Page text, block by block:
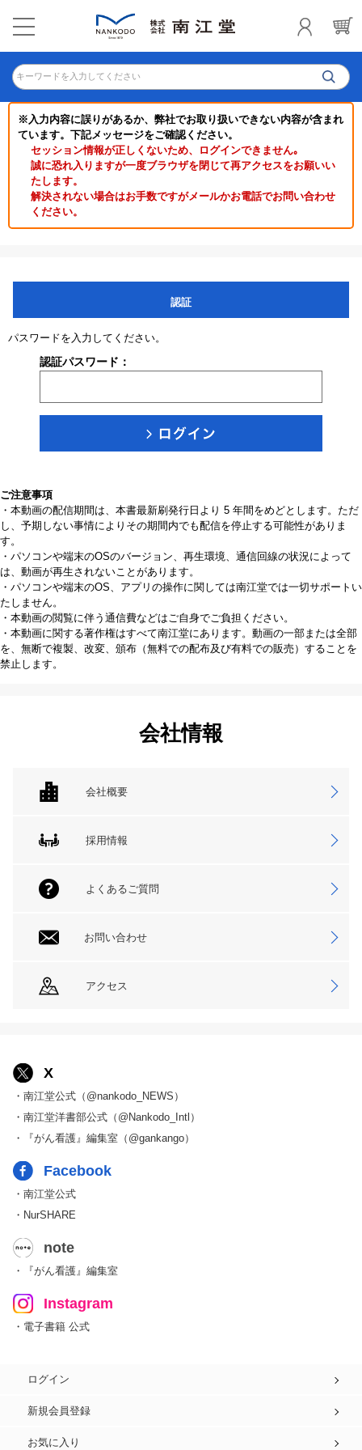
キーワードを入力してください
※入力内容に誤りがあるか、弊社でお取り扱いできない内容が含まれ
ています。下記メッセージをご確認ください。
セッション情報が正しくないため、ログインできません｡
誠に恐れ入りますが一度ブラウザを閉じて再アクセスをお願いい
たします。
解決されない場合はお手数ですがメールかお電話でお問い合わせ
ください。
認証
パスワードを入力してください。
認証パスワード：
ご注意事項
・本動画の配信期間は、本書最新刷発行日より 5 年間をめどとします。ただ
し、予期しない事情によりその期間内でも配信を停止する可能性がありま
す。
・パソコンや端末のOSのバージョン、再生環境、通信回線の状況によって
は、動画が再生されないことがあります。
・パソコンや端末のOS、アプリの操作に関しては南江堂では一切サポートい
たしません。
・本動画の閲覧に伴う通信費などはご自身でご負担ください。
・本動画に関する著作権はすべて南江堂にあります。動画の一部または全部
を、無断で複製、改変、頒布（無料での配布及び有料での販売）することを
禁止します。
会社情報
会社概要
採用情報
よくあるご質問
お問い合わせ
アクセス
X
・南江堂公式（@nankodo_NEWS）
・南江堂洋書部公式（@Nankodo_Intl）
・『がん看護』編集室（@gankango）
Facebook
・南江堂公式
・NurSHARE
note
・『がん看護』編集室
Instagram
・電子書籍 公式
ログイン
新規会員登録
お気に入り